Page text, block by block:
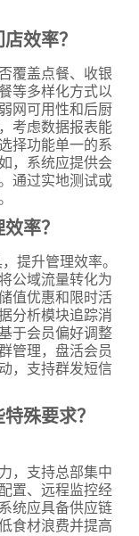
效率？
覆盖点餐、收银
等多样化方式以
网可用性和后厨
考虑数据报表能
择功能单一的系
，系统应提供会
通过实地测试或
率？
提升管理效率。
公域流量转化为
值优惠和限时活
分析模块追踪消
于会员偏好调整
管理，盘活会员
，支持群发短信
殊要求？
，支持总部集中
置、远程监控经
统应具备供应链
食材浪费并提高